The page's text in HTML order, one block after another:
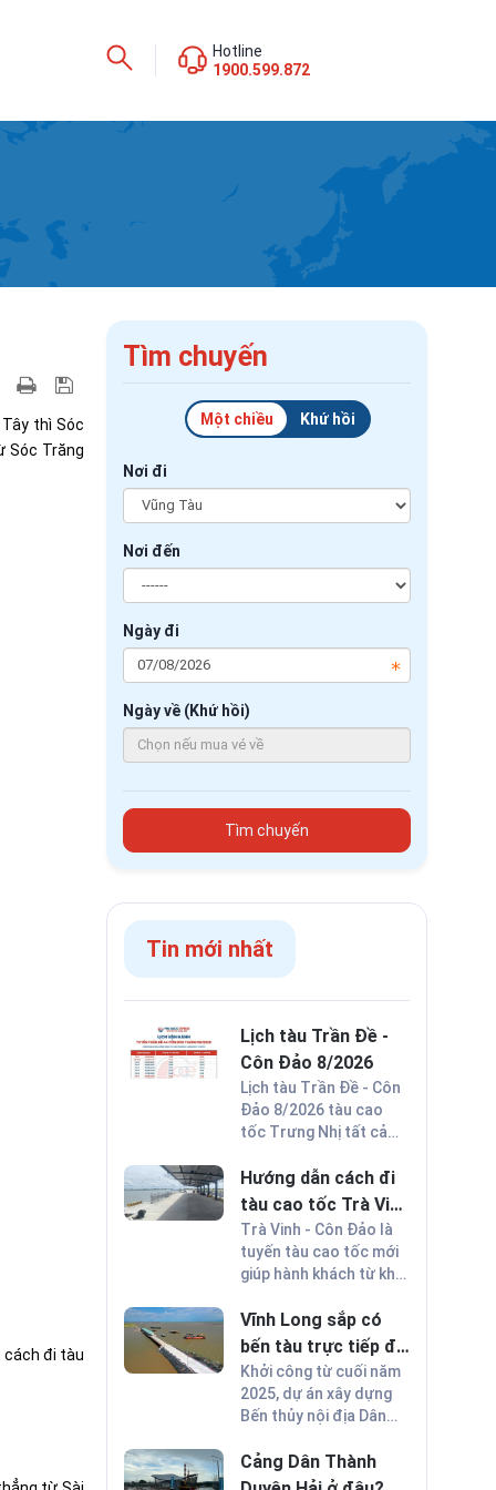
Hotline
1900.599.872
thì Sóc
Sóc Trăng
cách đi tàu
Tìm chuyến
Một chiều Khứ hồi
Nơi đi
Nơi đến
Ngày đi
Ngày về (Khứ hồi)
Tìm chuyến
Tin mới nhất
Lịch tàu Trần Đề -
Côn Đảo 8/2026
Lịch tàu Trần Đề - Côn
Đảo 8/2026 tàu cao
tốc Trưng Nhị tất cả
và thông tin thời tiết khi
du lịch Côn Đảo trong
tháng 8 để lên kế
hoạch cho chuyến đi
thuận lợi nhất.
Hướng dẫn cách đi
tàu cao tốc Trà Vinh
- Côn Đảo lần đầu
Trà Vinh - Côn Đảo là
tuyến tàu cao tốc mới
giúp hành khách từ khu
tỉnh miền Tây? Dưới
đây là hướng dẫn quy
trình từ chuẩn bị, lên
tàu và cập bến an
toàn.
Vĩnh Long sắp có
bến tàu trực tiếp đi
Côn Đảo đang hoàn
thiện
Khởi công từ cuối năm
2025, dự án xây dựng
Bến thủy nội địa Dân
Vĩnh Long với Côn Đảo
hiện đang hoàn thành
Cảng Dân Thành